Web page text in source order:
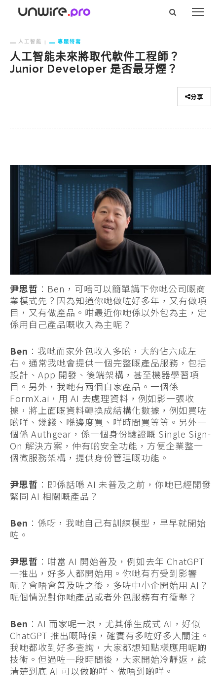
人工智能 專題特寫
人工智能未來將取代軟件工程師？
Junior Developer 是否最牙煙？
分享
尹思哲 ：Ben，可唔可以簡單講下你哋公司嘅商
業模式先？因為知道你哋做咗好多年，又有做項
目，又有做產品。咁最近你哋係以外包為主，定
係用自己產品嘅收入為主呢？
Ben ：我哋而家外包收入多啲，大約佔六成左
右。通常我哋會提供一個完整嘅產品服務，包括
設計、App 開發、後端架構，甚至機器學習項
目。另外，我哋有兩個自家產品。一個係
FormX.ai，用 AI 去處理資料，例如影一張收
據，將上面嘅資料轉換成結構化數據，例如買咗
啲咩、幾錢、喺邊度買、咩時間買等等。另外一
個係 Authgear，係一個身份驗證嘅 Single Sign-
On 解決方案，仲有啲安全功能，方便企業整一
個微服務架構，提供身份管理嘅功能。
尹思哲 ：即係話喺 AI 未普及之前，你哋已經開發
緊同 AI 相關嘅產品？
Ben ：係呀，我哋自己有訓練模型，早早就開始
咗。
尹思哲 ：咁當 AI 開始普及，例如去年 ChatGPT
一推出，好多人都開始用。你哋有冇受到影響
呢？會唔會普及咗之後，多咗中小企開始用 AI？
呢個情況對你哋產品或者外包服務有冇衝擊？
Ben ：AI 而家呢一浪，尤其係生成式 AI，好似
ChatGPT 推出嘅時候，確實有多咗好多人關注。
我哋都收到好多查詢，大家都想知點樣應用呢啲
技術。但過咗一段時間後，大家開始冷靜返，諗
清楚到底 AI 可以做啲咩、做唔到啲咩。